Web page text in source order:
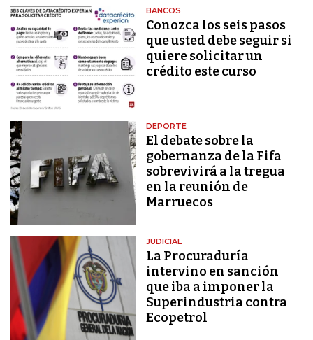
BANCOS
Conozca los seis pasos
que usted debe seguir si
quiere solicitar un
crédito este curso
DEPORTE
El debate sobre la
gobernanza de la Fifa
sobrevivirá a la tregua
en la reunión de
Marruecos
JUDICIAL
La Procuraduría
intervino en sanción
que iba a imponer la
Superindustria contra
Ecopetrol